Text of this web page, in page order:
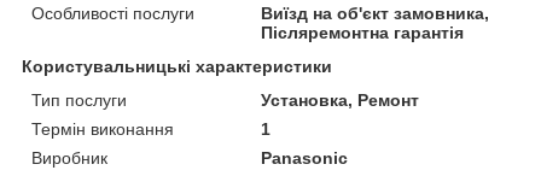
Особливості послуги
Виїзд на об'єкт замовника,
Післяремонтна гарантія
Користувальницькі характеристики
Тип послуги
Установка, Ремонт
Термін виконання
1
Виробник
Panasonic